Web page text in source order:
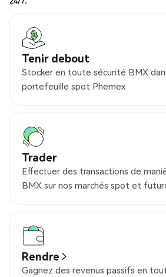
Tenir debout
Stocker en toute sécurité BMX
portefeuille spot Phemex
Trader
Effectuer des transactions de
BMX sur nos marchés spot et
Rendre
Gagnez des revenus passifs en